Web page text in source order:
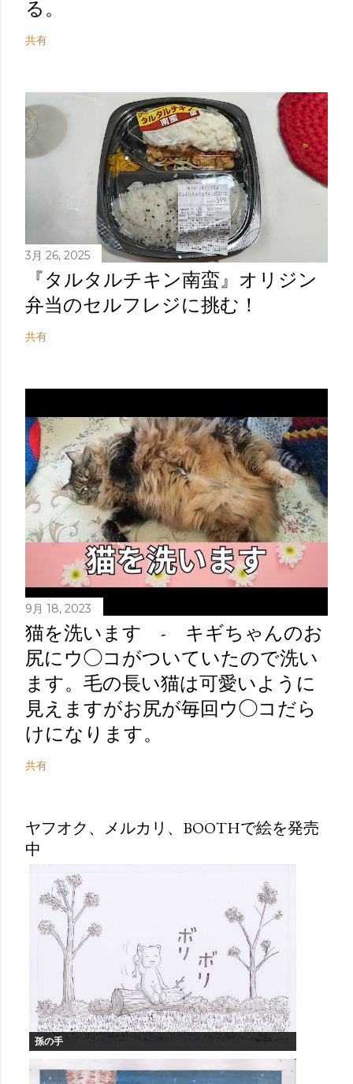
る。
共有
3月 26, 2025
『タルタルチキン南蛮』オリジン
弁当のセルフレジに挑む！
共有
9月 18, 2023
猫を洗います - キギちゃんのお
尻にウ◯コがついていたので洗い
ます。毛の長い猫は可愛いように
見えますがお尻が毎回ウ◯コだら
けになります。
共有
ヤフオク、メルカリ、BOOTHで絵を発売
中
孫の手